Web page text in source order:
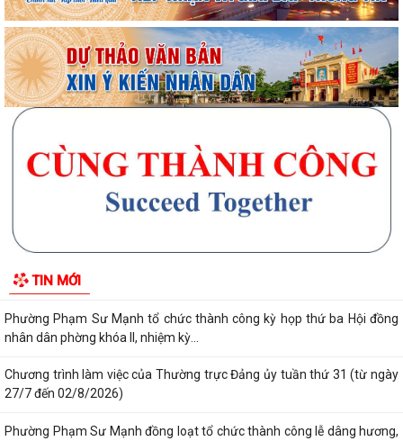
TIN MỚI
Chương trình làm việc tuần 32 của Lãnh đạo UBND phường Phạm Sư
Mạnh
Chương trình làm việc của Thường trực Đảng ủy tuần thứ 32 (từ ngày
03/8 đến 09/8/2026)
Phường Phạm Sư Mạnh tổ chức hội nghị công bố các quyết định chỉ
định ủy viên Ban chấp hành Đảng bộ...
Thành phố Hải Phòng tổ chức hội nghị đánh giá tiến độ khám sức khỏe
tuyến toàn quốc nghiên cứu, học tập,...
Phường Phạm Sư Mạnh tổ chức thành công kỳ họp thứ ba Hội đồng
nhân dân phờng khóa II, nhiệm kỳ...
Chương trình làm việc của Thường trực Đảng ủy tuần thứ 31 (từ ngày
27/7 đến 02/8/2026)
Phường Phạm Sư Mạnh đồng loạt tổ chức thành công lễ dâng hương,